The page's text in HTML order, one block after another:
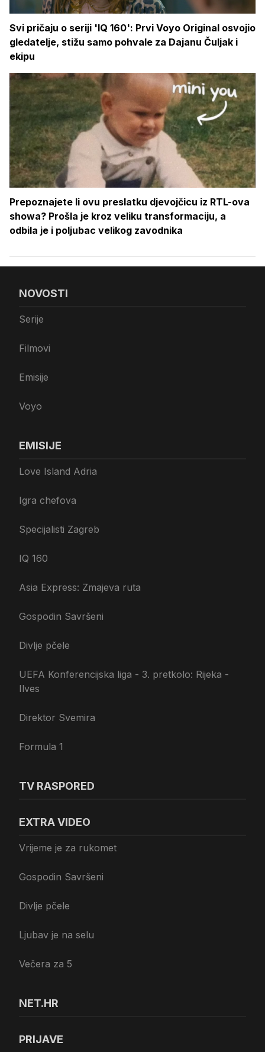
Svi pričaju o seriji 'IQ 160': Prvi Voyo Original osvojio
gledatelje, stižu samo pohvale za Dajanu Čuljak i
ekipu
Prepoznajete li ovu preslatku djevojčicu iz RTL-ova
showa? Prošla je kroz veliku transformaciju, a
odbila je i poljubac velikog zavodnika
NOVOSTI
Serije
Filmovi
Emisije
Voyo
EMISIJE
Love Island Adria
Igra chefova
Specijalisti Zagreb
IQ 160
Asia Express: Zmajeva ruta
Gospodin Savršeni
Divlje pčele
UEFA Konferencijska liga - 3. pretkolo: Rijeka -
Ilves
Direktor Svemira
Formula 1
TV RASPORED
EXTRA VIDEO
Vrijeme je za rukomet
Gospodin Savršeni
Divlje pčele
Ljubav je na selu
Večera za 5
NET.HR
PRIJAVE